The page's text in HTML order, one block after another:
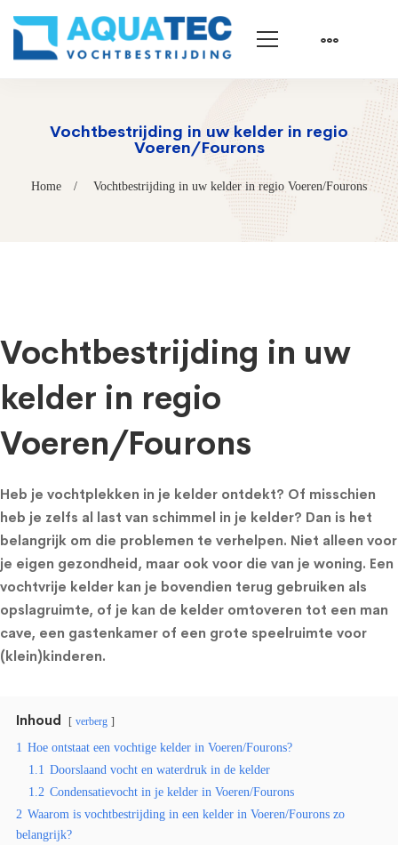
Vochtbestrijding in uw kelder in regio
Voeren/Fourons
Home Vochtbestrijding in uw kelder in regio Voeren/Fourons
Vochtbestrijding in uw
kelder in regio
Voeren/Fourons
Heb je vochtplekken in je kelder ontdekt? Of misschien
heb je zelfs al last van schimmel in je kelder? Dan is het
belangrijk om die problemen te verhelpen. Niet alleen voor
je eigen gezondheid, maar ook voor die van je woning. Een
vochtvrije kelder kan je bovendien terug gebruiken als
opslagruimte, of je kan de kelder omtoveren tot een man
cave, een gastenkamer of een grote speelruimte voor
(klein)kinderen.
Inhoud verberg
1 Hoe ontstaat een vochtige kelder in Voeren/Fourons?
1.1 Doorslaand vocht en waterdruk in de kelder
1.2 Condensatievocht in je kelder in Voeren/Fourons
2 Waarom is vochtbestrijding in een kelder in Voeren/Fourons zo
belangrijk?